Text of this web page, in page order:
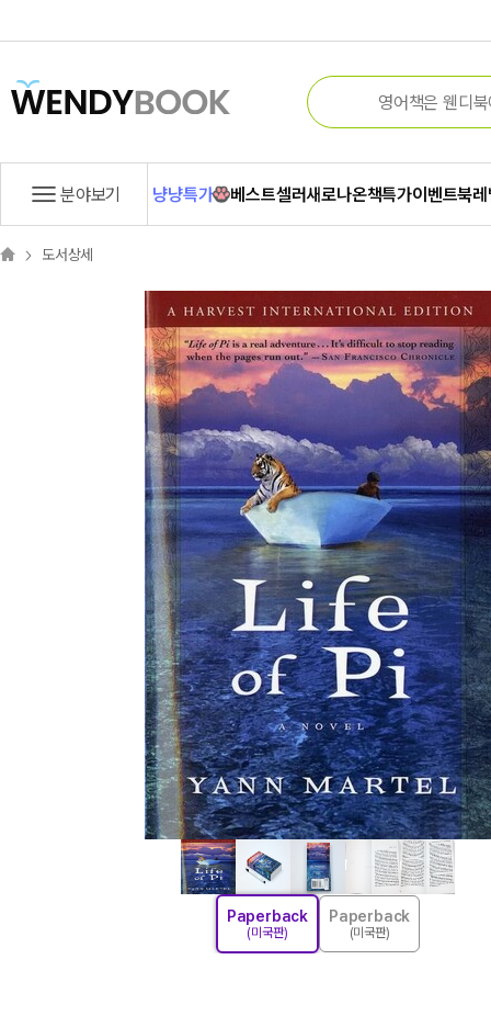
분야보기 냥냥특가 베스트셀러새로나온책특가이벤트북
도서상세
Paperback
(미국판)
Paperback
(미국판)